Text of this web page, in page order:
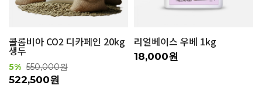
콜롬비아 CO2 디카페인 20kg
생두
5% 550,000원
522,500원
리얼베이스 우베 1kg
18,000원